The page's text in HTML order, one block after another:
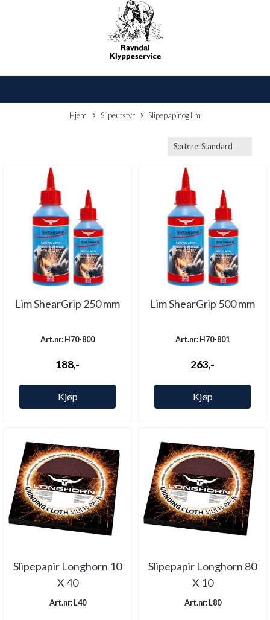
Hjem Slipeutstyr Slipepapir og lim
Lim ShearGrip 250 mm
Art.nr: H70-800
188,-
Kjøp
Lim ShearGrip 500 mm
Art.nr: H70-801
263,-
Kjøp
Slipepapir Longhorn 10
X 40
Art.nr: L40
Slipepapir Longhorn 80
X 10
Art.nr: L80